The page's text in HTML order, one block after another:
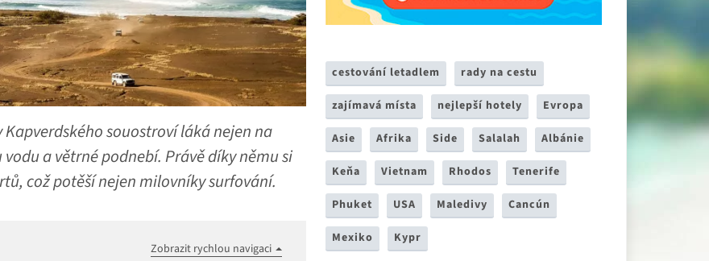
souostroví láká nejen na
a větrné podnebí. Právě díky němu si
což potěší nejen milovníky surfování.
Zobrazit rychlou navigaci
cestování letadlem rady na cestu
zajímavá místa nejlepší hotely Evropa
Asie Afrika Side Salalah Albánie
Keňa Vietnam Rhodos Tenerife
Phuket USA Maledivy Cancún
Mexiko Kypr